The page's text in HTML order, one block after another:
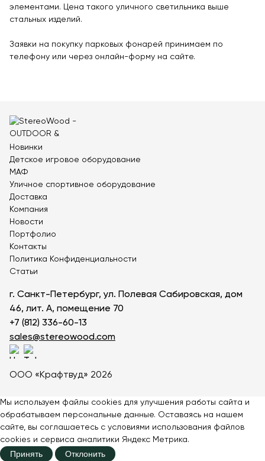
Партнёрам▼
Контакты
Статьи
элементами. Цена такого уличного светильника выше
стальных изделий.
Заявки на покупку парковых фонарей принимаем по
телефону или через онлайн-форму на сайте.
Новинки
Детское игровое оборудование
МАФ
Уличное спортивное оборудование
Доставка
Компания
Новости
Портфолио
Контакты
Политика Конфиденциальности
Статьи
г. Санкт-Петербург, ул. Полевая Сабировская, дом
46, лит. А, помещение 70
+7 (812) 336-60-13
sales@stereowood.com
ООО «Крафтвуд» 2026
Мы используем файлы cookies для улучшения работы сайта и
обрабатываем персональные данные. Оставаясь на нашем
сайте, вы соглашаетесь с условиями использования файлов
cookies и сервиса аналитики Яндекс Метрика.
Принять Отклонить